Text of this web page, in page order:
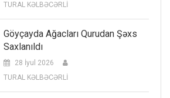
TURAL KƏLBƏCƏRLİ
Göyçayda Ağacları Qurudan Şəxs
Saxlanıldı
28 İyul 2026
TURAL KƏLBƏCƏRLİ